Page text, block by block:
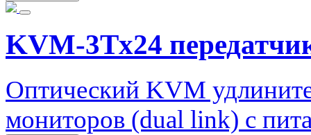
KVM-3Tx24
Оптический KVM
мониторов (dual link) с